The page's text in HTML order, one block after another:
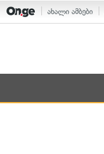
ახალი ამბები